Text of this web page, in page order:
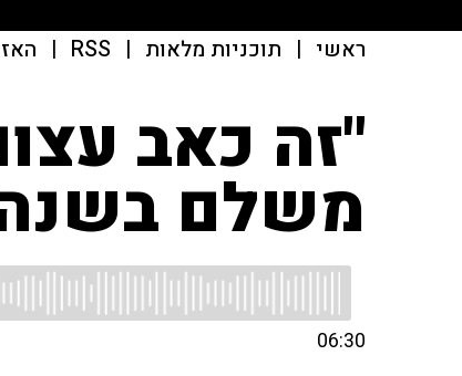
ראשי | תוכניות מלאות |
RSS
|
"זה כאב
משלם
06:30